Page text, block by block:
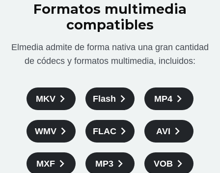
Formatos multimedia
compatibles
Elmedia admite de forma nativa una gran cantidad
de códecs y formatos multimedia, incluidos:
MKV Flash MP4
WMV FLAC AVI
MXF MP3 VOB